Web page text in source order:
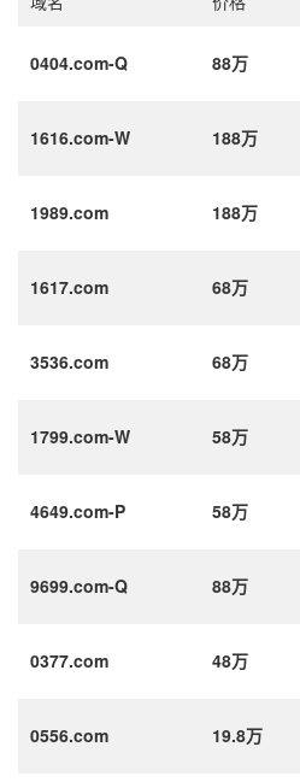
0404.com-Q 88万
1616.com-W 188万
1989.com 188万
1617.com 68万
3536.com 68万
1799.com-W 58万
4649.com-P 58万
9699.com-Q 88万
0377.com 48万
0556.com 19.8万